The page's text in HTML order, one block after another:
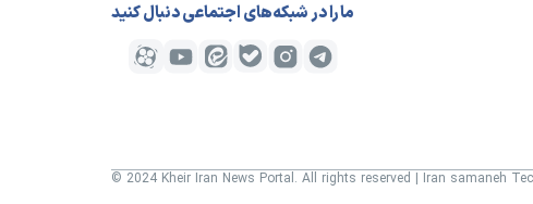
مارا در شبکه‌های اجتماعی دنبال کنید
© 2024 Kheir Iran News Portal. All rights reserved | Iran samaneh